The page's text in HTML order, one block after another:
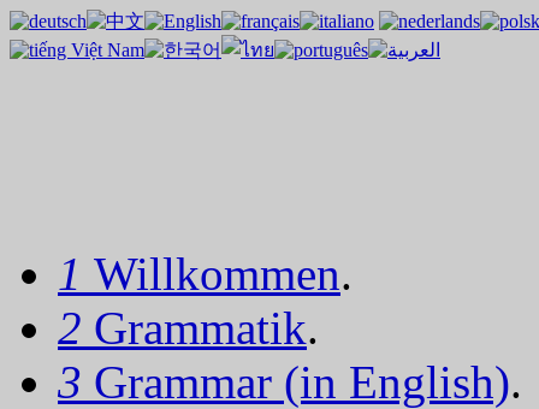
1 Willkommen.
2 Grammatik.
3 Grammar (in English).